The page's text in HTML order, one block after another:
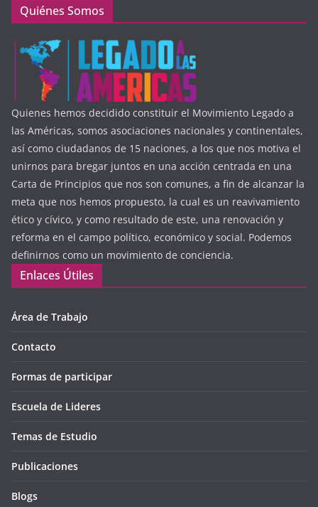
Quiénes Somos
Quienes hemos decidido constituir el Movimiento Legado a
las Américas, somos asociaciones nacionales y continentales,
así como ciudadanos de 15 naciones, a los que nos motiva el
unirnos para bregar juntos en una acción centrada en una
Carta de Principios que nos son comunes, a fin de alcanzar la
meta que nos hemos propuesto, la cual es un reavivamiento
ético y cívico, y como resultado de este, una renovación y
reforma en el campo político, económico y social. Podemos
definirnos como un movimiento de conciencia.
Enlaces Útiles
Área de Trabajo
Contacto
Formas de participar
Escuela de Lideres
Temas de Estudio
Publicaciones
Blogs